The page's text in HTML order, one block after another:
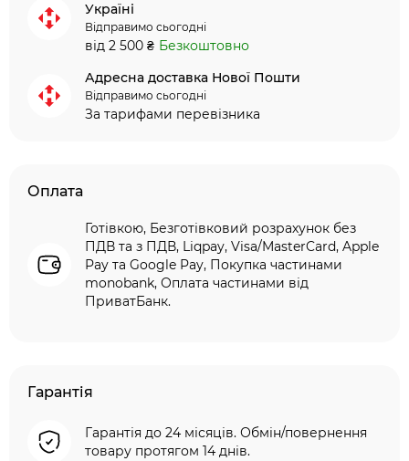
Україні
Відправимо сьогодні
від 2 500 ₴ Безкоштовно
Адресна доставка Нової Пошти
Відправимо сьогодні
За тарифами перевізника
Оплата
Готівкою, Безготівковий розрахунок без
ПДВ та з ПДВ, Liqpay, Visa/MasterCard, Apple
Pay та Google Pay, Покупка частинами
monobank, Оплата частинами від
ПриватБанк.
Гарантія
Гарантія до 24 місяців. Обмін/повернення
товару протягом 14 днів.